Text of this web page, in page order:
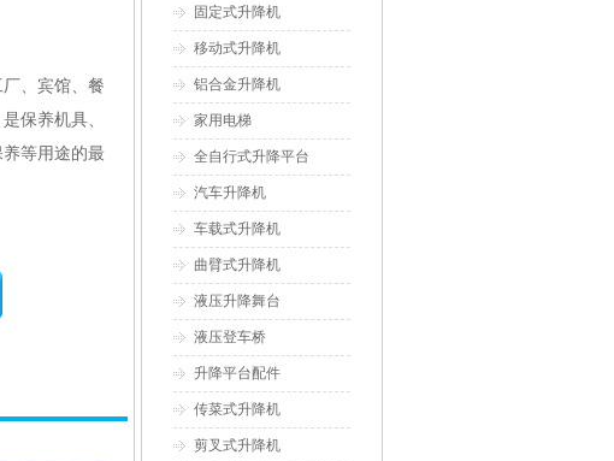
、宾馆、餐
保养机具、
等用途的最
固定式升降机
移动式升降机
铝合金升降机
家用电梯
全自行式升降平台
汽车升降机
车载式升降机
曲臂式升降机
液压升降舞台
液压登车桥
升降平台配件
传菜式升降机
剪叉式升降机